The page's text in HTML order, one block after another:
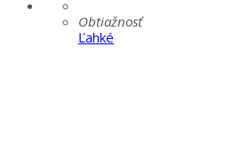
Obtiažnosť
Ľahké